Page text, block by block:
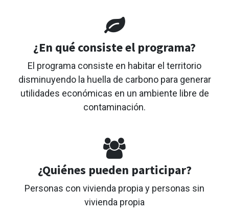
¿En qué consiste el programa?
El programa consiste en habitar el territorio
disminuyendo la huella de carbono para generar
utilidades económicas en un ambiente libre de
contaminación.
¿Quiénes pueden participar?
Personas con vivienda propia y personas sin
vivienda propia